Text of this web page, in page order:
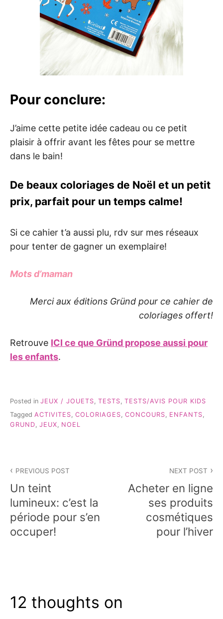
Pour conclure:
J’aime cette petite idée cadeau ou ce petit
plaisir à offrir avant les fêtes pour se mettre
dans le bain!
De beaux coloriages de Noël et un petit
prix, parfait pour un temps calme!
Si ce cahier t’a aussi plu, rdv sur mes réseaux
pour tenter de gagner un exemplaire!
Mots d’maman
Merci aux éditions Gründ pour ce cahier de
coloriages offert!
Retrouve ICI ce que Gründ propose aussi pour
les enfants.
Posted in JEUX / JOUETS, TESTS, TESTS/AVIS POUR KIDS
Tagged ACTIVITES COLORIAGES CONCOURS ENFANTS
GRUND JEUX NOEL
de
l’article
PREVIOUS POST
Un teint
lumineux: c’est la
période pour s’en
occuper!
NEXT POST
Acheter en ligne
ses produits
cosmétiques
pour l’hiver
12 thoughts on